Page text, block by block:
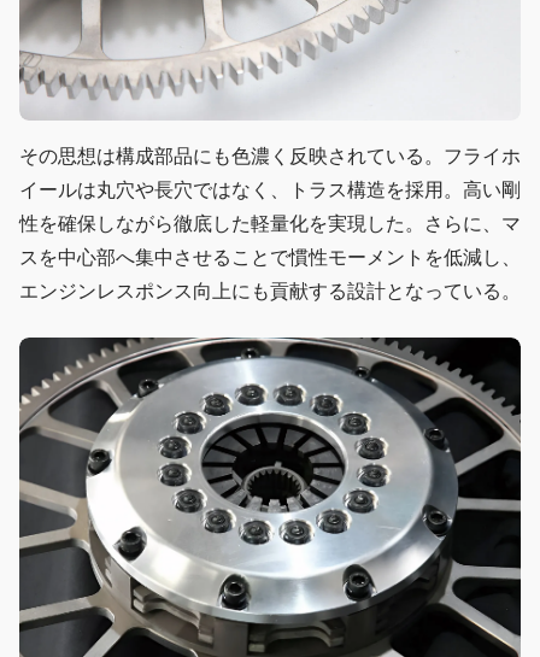
その思想は構成部品にも色濃く反映されている。フライホ
イールは丸穴や長穴ではなく、トラス構造を採用。高い剛
性を確保しながら徹底した軽量化を実現した。さらに、マ
スを中心部へ集中させることで慣性モーメントを低減し、
エンジンレスポンス向上にも貢献する設計となっている。